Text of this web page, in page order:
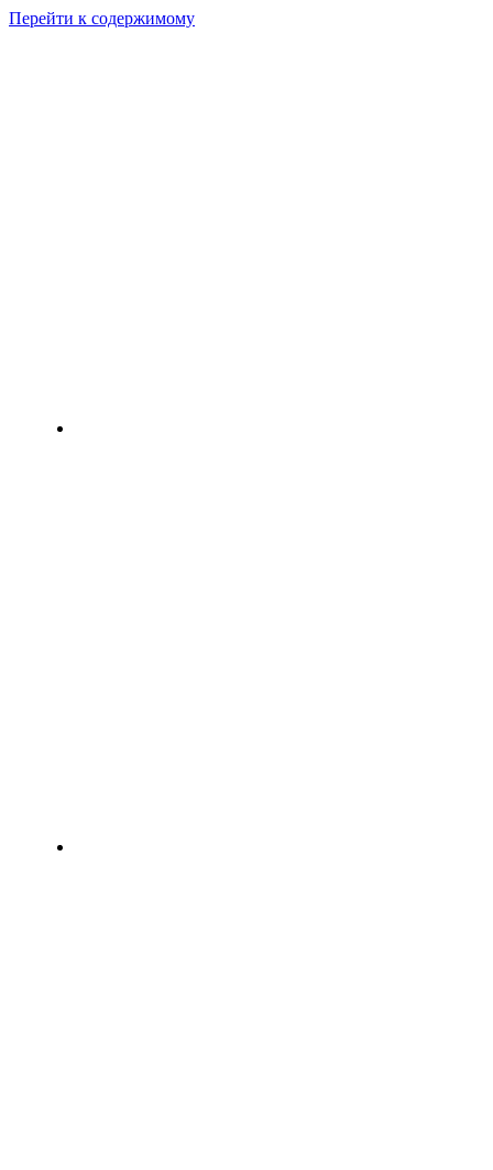
Перейти к содержимому